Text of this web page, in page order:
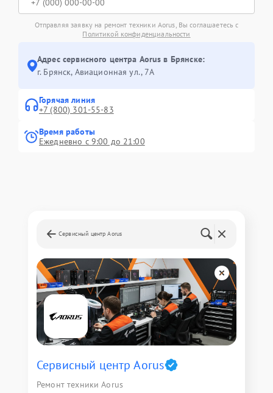
Отправляя заявку на ремонт техники Aorus, Вы соглашаетесь с
Политикой конфиденциальности
Адрес сервисного центра Aorus в Брянске:
г. Брянск, Авиационная ул., 7А
Горячая линия
+7 (800) 301-55-83
Время работы
Ежедневно с 9:00 до 21:00
Сервисный центр Aorus
Сервисный центр Aorus
Ремонт техники Aorus